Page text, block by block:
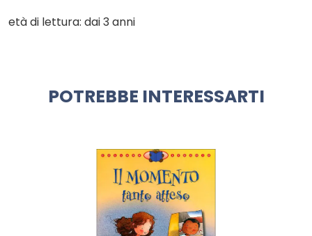
età di lettura: dai 3 anni
POTREBBE INTERESSARTI